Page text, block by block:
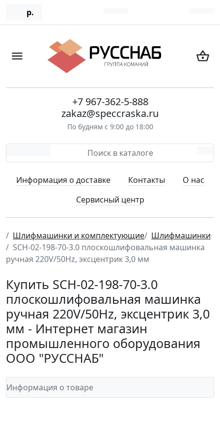
р.
+7 967-362-5-888
zakaz@speccraska.ru
По будням с 9:00 до 18:00
Информация о доставке Контакты
О нас
Сервисный центр
Шлифмашинки и комплектующие
Шлифмашинки
SCH-02-198-70-3.0 плоскошлифовальная машинка
ручная 220V/50Hz, эксцентрик 3,0 мм
Купить SCH-02-198-70-3.0
плоскошлифовальная машинка
ручная 220V/50Hz, эксцентрик 3,0
мм - Интернет магазин
промышленного оборудования
ООО "РУССНАБ"
Информация о товаре